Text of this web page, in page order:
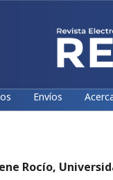
Envíos
Rocío,